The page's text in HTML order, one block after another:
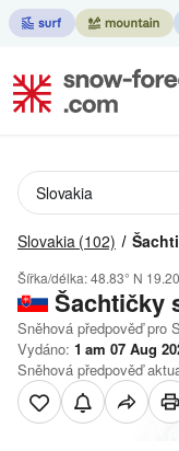
Slovakia (102)
Šířka/délka:48.83° N
Šachtičky
Sněhová předpověď pro
Vydáno: 1 am 07 Aug
Sněhová předpověď